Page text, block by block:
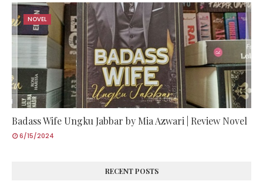
NOVEL
Badass Wife Ungku Jabbar by Mia Azwari | Review Novel
6/15/2024
RECENT POSTS